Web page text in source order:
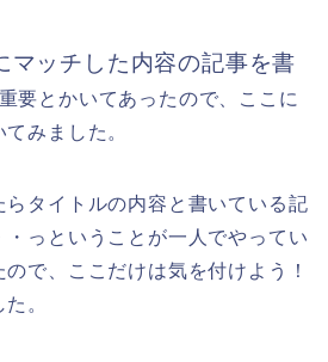
マッチした内容の記事を書
要とかいてあったので、ここに
みました。
らタイトルの内容と書いている記
・っということが一人でやってい
で、ここだけは気を付けよう！
。